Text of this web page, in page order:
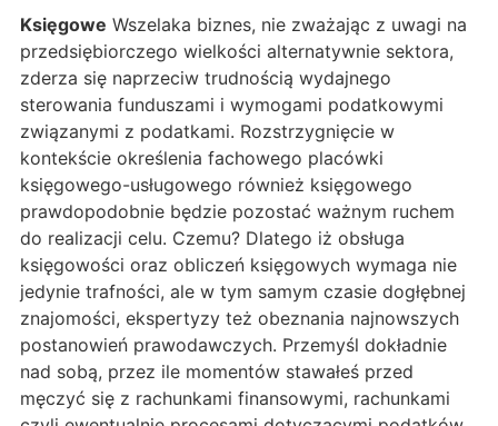
Księgowe Wszelaka biznes, nie zważając z uwagi na
przedsiębiorczego wielkości alternatywnie sektora,
zderza się naprzeciw trudnością wydajnego
sterowania funduszami i wymogami podatkowymi
związanymi z podatkami. Rozstrzygnięcie w
kontekście określenia fachowego placówki
księgowego-usługowego również księgowego
prawdopodobnie będzie pozostać ważnym ruchem
do realizacji celu. Czemu? Dlatego iż obsługa
księgowości oraz obliczeń księgowych wymaga nie
jedynie trafności, ale w tym samym czasie dogłębnej
znajomości, ekspertyzy też obeznania najnowszych
postanowień prawodawczych. Przemyśl dokładnie
nad sobą, przez ile momentów stawałeś przed
męczyć się z rachunkami finansowymi, rachunkami